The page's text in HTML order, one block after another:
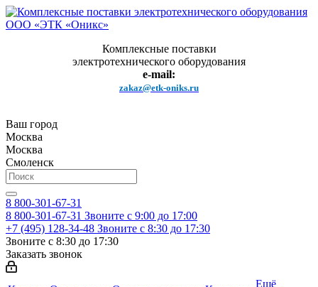
Комплексные поставки
электротехнического оборудования
e-mail:
zakaz@etk-oniks.ru
Ваш город
Москва
Москва
Смоленск
8 800-301-67-31
8 800-301-67-31 Звоните с 9:00 до 17:00
+7 (495) 128-34-48 Звоните с 8:30 до 17:30
Звоните с 8:30 до 17:30
Заказать звонок
Ещё